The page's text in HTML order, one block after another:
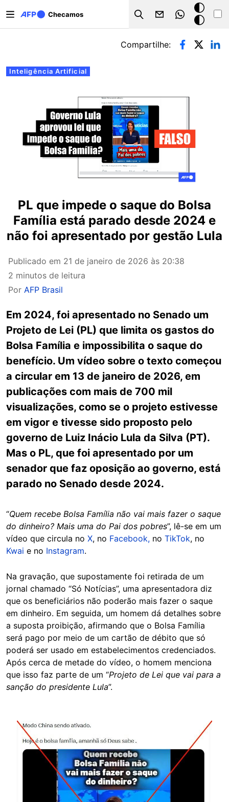
Checamos
Search
Modo
escuro
Abas primárias
Inteligência Artificial
Compartilhe:
PL que impede o saque do Bolsa
Família está parado desde 2024 e
não foi apresentado por gestão Lula
Publicado em 21 de janeiro de 2026 às 20:38
2 minutos de leitura
Por AFP Brasil
Em 2024, foi apresentado no Senado um
Projeto de Lei (PL) que limita os gastos do
Bolsa Família e impossibilita o saque do
benefício. Um vídeo sobre o texto começou
a circular em 13 de janeiro de 2026, em
publicações com mais de 700 mil
visualizações, como se o projeto estivesse
em vigor e tivesse sido proposto pelo
governo de Luiz Inácio Lula da Silva (PT).
Mas o PL, que foi apresentado por um
senador que faz oposição ao governo, está
parado no Senado desde 2024.
“Quem recebe Bolsa Família não vai mais fazer o saque
do dinheiro? Mais uma do Pai dos pobres”, lê-se em um
vídeo que circula no X, no Facebook, no TikTok, no
Kwai e no Instagram.
Na gravação, que supostamente foi retirada de um
jornal chamado “Só Notícias”, uma apresentadora diz
que os beneficiários não poderão mais fazer o saque
em dinheiro. Em seguida, um homem dá detalhes sobre
a suposta proibição, afirmando que o Bolsa Família
será pago por meio de um cartão de débito que só
poderá ser usado em estabelecimentos credenciados.
Após cerca de metade do vídeo, o homem menciona
que isso faz parte de um “Projeto de Lei que vai para a
sanção do presidente Lula”.
Image